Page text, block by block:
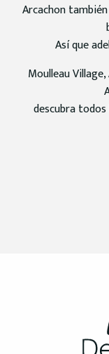
Arcachon
Así que
Moulleau
descubra